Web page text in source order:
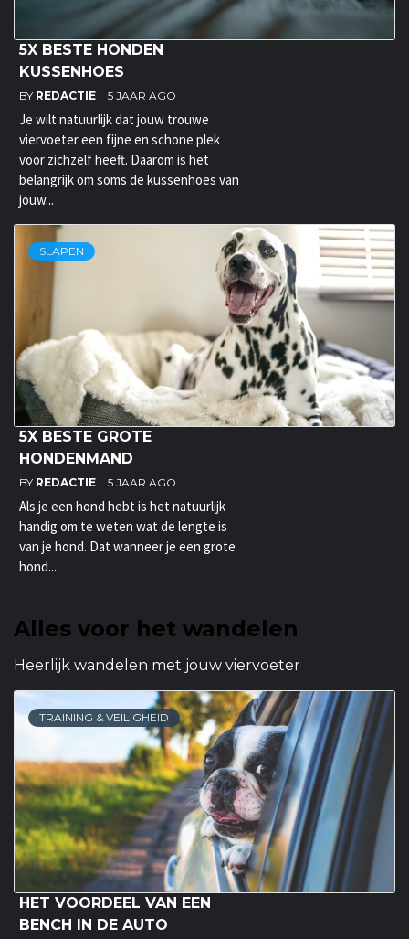
5X BESTE HONDEN
KUSSENHOES
BY REDACTIE 5 JAAR AGO
Je wilt natuurlijk dat jouw trouwe
viervoeter een fijne en schone plek
voor zichzelf heeft. Daarom is het
belangrijk om soms de kussenhoes van
jouw...
SLAPEN
5X BESTE GROTE
HONDENMAND
BY REDACTIE 5 JAAR AGO
Als je een hond hebt is het natuurlijk
handig om te weten wat de lengte is
van je hond. Dat wanneer je een grote
hond...
Alles voor het wandelen
Heerlijk wandelen met jouw viervoeter
TRAINING & VEILIGHEID
HET VOORDEEL VAN EEN
BENCH IN DE AUTO